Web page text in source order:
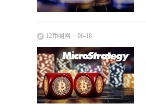
12币圈网 06-18